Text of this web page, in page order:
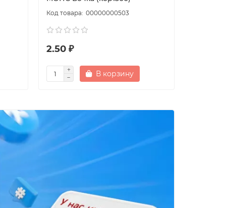
00000000503
2.50 ₽
В корзину